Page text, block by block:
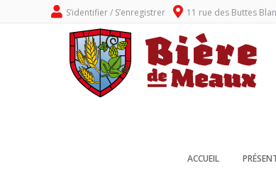
S’identifier / S’enregistrer 11 rue des Buttes
ACCUEIL